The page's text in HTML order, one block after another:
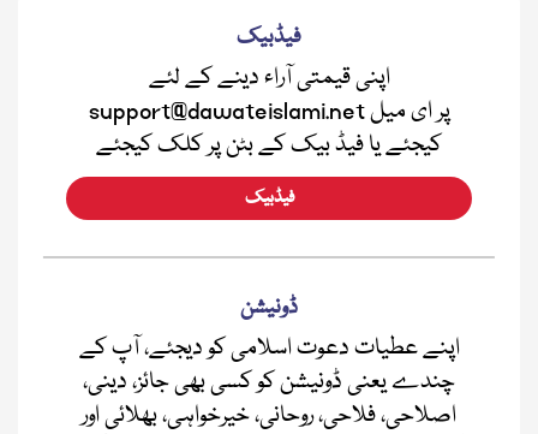
فیڈبیک
اپنی قیمتی آراء دینے کے لئے
support@dawateislami.net پر ای میل
کیجئے یا فیڈ بیک کے بٹن پر کلک کیجئے
فیڈبیک
ڈونیشن
اپنے عطیات دعوت اسلامی کو دیجئے، آپ کے
چندے یعنی ڈونیشن کو کسی بھی جائز، دینی،
اصلاحی، فلاحی، روحانی، خیرخواہی، بھلائی اور